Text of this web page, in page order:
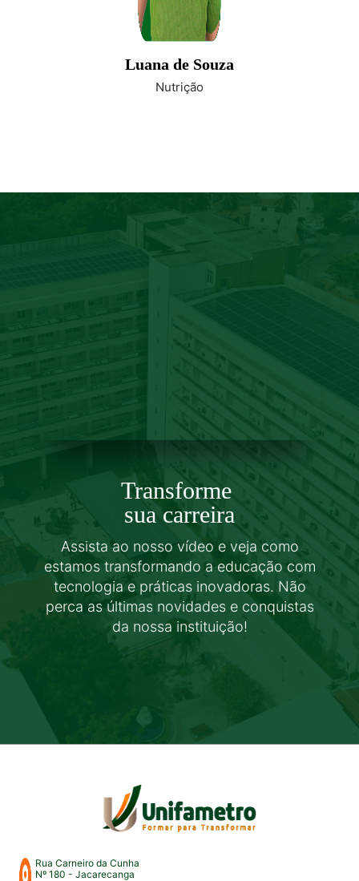
Luana de Souza
Nutrição
Transforme
sua carreira
Assista ao nosso vídeo e veja como
estamos transformando a educação com
tecnologia e práticas inovadoras. Não
perca as últimas novidades e conquistas
da nossa instituição!
Rua Carneiro da Cunha
Nº 180 - Jacarecanga